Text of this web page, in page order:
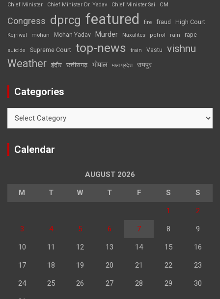
Chief Minister
Chief Minister Dr. Yadav Chief Minister Sai CM
Congress dprcg featured fire fraud High Court
Kejriwal mohan Mohan Yadav Murder Naxalites petrol rain rape
suicide Supreme Court top-news train Vastu vishnu
Weather इंदौर छत्तीसगढ़ भोपाल मध्य प्रदेश रायपुर
Categories
Calendar
AUGUST 2026
M T W T F S S
1 2
3 4 5 6 7 8 9
10 11 12 13 14 15 16
17 18 19 20 21 22 23
24 25 26 27 28 29 30